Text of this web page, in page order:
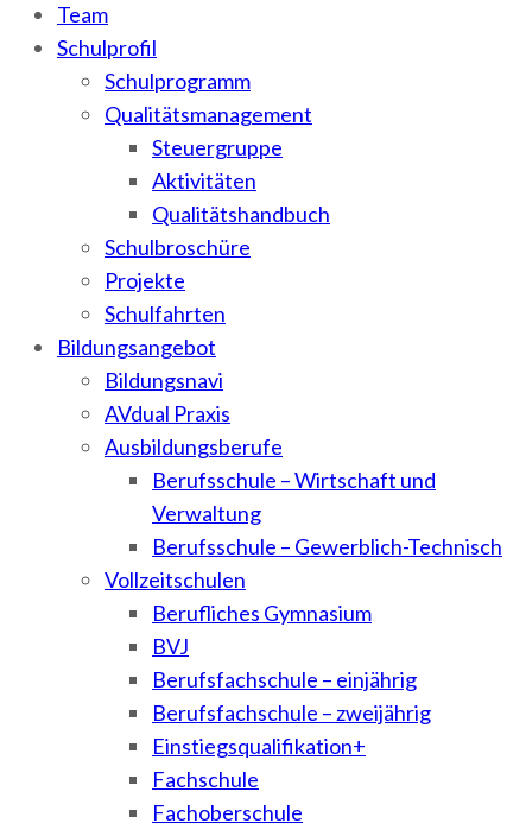
Team
Schulprofil
Schulprogramm
Qualitätsmanagement
Steuergruppe
Aktivitäten
Qualitätshandbuch
Schulbroschüre
Projekte
Schulfahrten
Bildungsangebot
Bildungsnavi
AVdual Praxis
Ausbildungsberufe
Berufsschule – Wirtschaft und
Verwaltung
Berufsschule – Gewerblich-Technisch
Vollzeitschulen
Berufliches Gymnasium
BVJ
Berufsfachschule – einjährig
Berufsfachschule – zweijährig
Einstiegsqualifikation+
Fachschule
Fachoberschule